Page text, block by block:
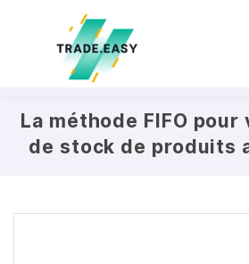
La méthode FIFO
de stock de produits